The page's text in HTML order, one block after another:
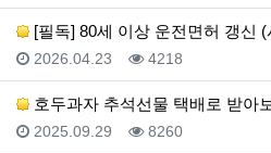
[필독] 80세 이상 운전면허 갱신
등록일
2026.04.23 조회
4218
호두과자 추석선물 택배로 받아
등록일
2025.09.29 조회
8260